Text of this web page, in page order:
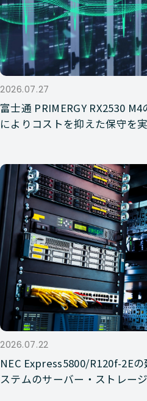
2026.07.27
富士通 PRIMERGY RX2530
によりコストを抑えた保守を
2026.07.22
NEC Express5800/R120f-2E
ステムのサーバー・ストレー